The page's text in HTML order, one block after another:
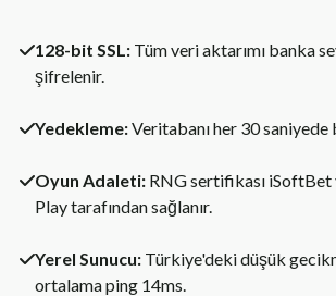
128-bit SSL:Tüm veri aktarımı banka
şifrelenir.
Yedekleme:Veritabanı her 30 saniyede
Oyun Adaleti:RNG sertifikası iSoftBet
Play tarafından sağlanır.
Yerel Sunucu:Türkiye'deki düşük
ortalama ping 14ms.